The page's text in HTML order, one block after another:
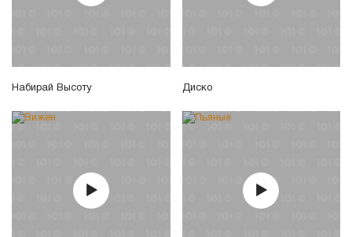
Набирай Высоту Диско